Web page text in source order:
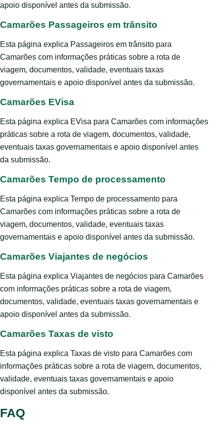
apoio disponível antes da submissão.
Camarões Passageiros em trânsito
Esta página explica Passageiros em trânsito para
Camarões com informações práticas sobre a rota de
viagem, documentos, validade, eventuais taxas
governamentais e apoio disponível antes da submissão.
Camarões EVisa
Esta página explica EVisa para Camarões com informações
práticas sobre a rota de viagem, documentos, validade,
eventuais taxas governamentais e apoio disponível antes
da submissão.
Camarões Tempo de processamento
Esta página explica Tempo de processamento para
Camarões com informações práticas sobre a rota de
viagem, documentos, validade, eventuais taxas
governamentais e apoio disponível antes da submissão.
Camarões Viajantes de negócios
Esta página explica Viajantes de negócios para Camarões
com informações práticas sobre a rota de viagem,
documentos, validade, eventuais taxas governamentais e
apoio disponível antes da submissão.
Camarões Taxas de visto
Esta página explica Taxas de visto para Camarões com
informações práticas sobre a rota de viagem, documentos,
validade, eventuais taxas governamentais e apoio
disponível antes da submissão.
FAQ